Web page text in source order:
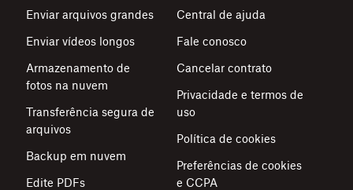
Enviar arquivos grandes
Enviar vídeos longos
Armazenamento de
fotos na nuvem
Transferência segura de
arquivos
Backup em nuvem
Edite PDFs
Central de ajuda
Fale conosco
Cancelar contrato
Privacidade e termos de
uso
Política de cookies
Preferências de cookies
e CCPA